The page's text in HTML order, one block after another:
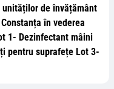
de învățământ
în vederea
1- Dezinfectant mâini
pentru suprafețe Lot 3-